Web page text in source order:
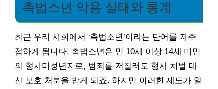
촉법소년 악용 실태와 통계
최근 우리 사회에서 ‘촉법소년’이라는 단어를 자주
접하게 됩니다. 촉법소년은 만 10세 이상 14세 미만
의 형사미성년자로, 범죄를 저질러도 형사 처벌 대
신 보호 처분을 받게 되죠. 하지만 이러한 제도가 일